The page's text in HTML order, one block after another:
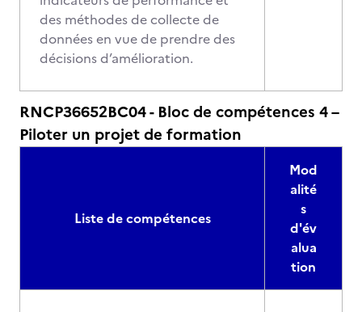
des méthodes de collecte de
données en vue de prendre des
décisions d’amélioration.
RNCP36652BC04 - Bloc de compétences 4 –
Piloter un projet de formation
Liste de compétences
Mod
alité
s
d'év
alua
tion